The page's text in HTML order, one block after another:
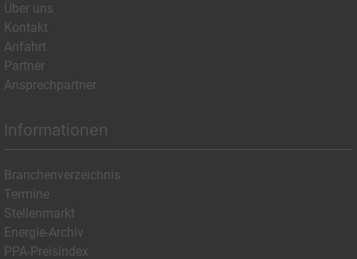
Über uns
Kontakt
Anfahrt
Partner
Ansprechpartner
Informationen
Branchenverzeichnis
Termine
Stellenmarkt
Energie-Archiv
PPA-Preisindex